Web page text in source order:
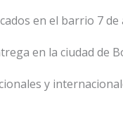
en el barrio 7 de
en la ciudad de
y